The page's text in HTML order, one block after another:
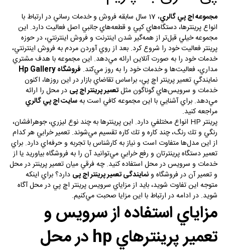
مجموعه اچ پي گالري
، 17 سال سابقه فروش و خدمات رساني در ارتباط با
انواع پرينترها، دستگاه‌هاي كپي و قطعه‌هاي جانبي اصل فعاليت دارد. اين
مجموعه خيلي قبل‌تر از همه‌گير شدن اينترنت و فروش اينترنتي، در حوزه
پرينتر فعاليت خود را شروع كرد. بعد از روي آوردن مردم به فروش اينترنتي،
خدمات خود را به صورت آنلاين ارائه مي‌دهد. اين مجموعه با هدف مشتري
مداري، فعاليت‌ها و خدمات خود را به روز مي‌كند. فروشگاهHp Gallery
نمايندگي تعمير پرينتر اچ پي، براساس تقاضاي بازار در اين روزها، اكنون
خدمات و سرويس‌هاي گوناگون مثلتعمير پرينتر اچ پی در محل را ارائه
مي‌دهد. براي آشنايي با اين مجموعه كافي است بهسايت اچ پي گالري
مراجعه كنيد.
پرينترHP انواع مختلفي دارد. اين پرينترها به چند نوع ليزري، جوهرافشان،
رنگي و تك رنگ، چند كاره و تك كاره تقسيم مي‌شوند. تعمير خرابي هر كدام
از اين مدل‌ها متفاوت است و نياز به كارشناس با تجربه و حرفه‌اي دارد. براي
تعمير دستگاه پرينترتان و رفع خرابي مي‌توانيد آن را به فروشگاه بياوريد يا از
خدمات و سرويس در محل استفاده كنيد. چه فرقي ميان تعمير پرينتر در محل
و تعمير آن در فروشگاه ونمایندگی تعمیر پرینتر اچ پی دارد؟ براي اينكه
متوجه اين تفاوت شويد، بايد از مزاياي سرويس پرينتر اچ پي در محل آگاه
شويد. در ادامه در ارتباط با اين مزايا صحبت مي‌كنيم.
مزاياي استفاده از سرويس و
تعمير پرينترهايhpدر محل